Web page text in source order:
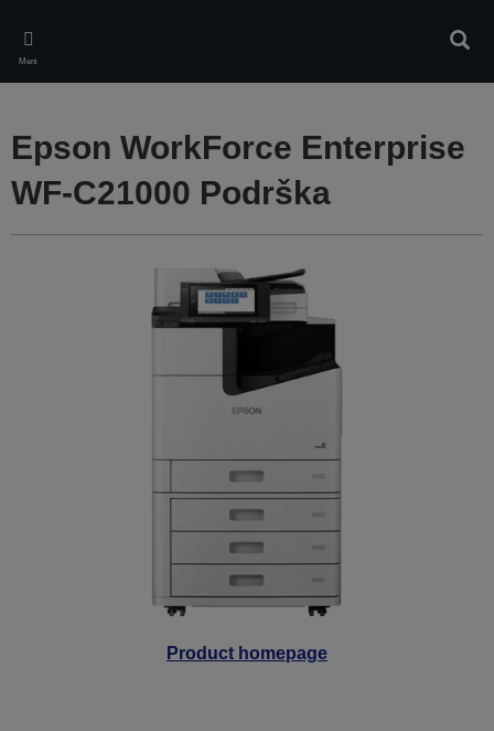
main
content
Meni
Product homepage
Epson WorkForce Enterprise
WF-C21000 Podrška